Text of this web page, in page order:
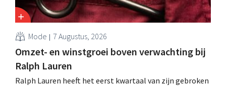
Mode 7 Augustus, 2026
Omzet- en winstgroei boven verwachting bij
Ralph Lauren
Ralph Lauren heeft het eerst kwartaal van zijn gebroken